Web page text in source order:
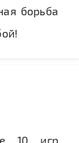
борьба
10 игр